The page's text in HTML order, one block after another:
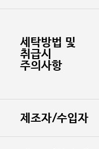
세탁방법 및
취급시
주의사항
제조자/수입자